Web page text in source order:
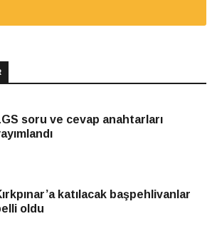
soru ve cevap anahtarları
katılacak başpehlivanlar
oldu